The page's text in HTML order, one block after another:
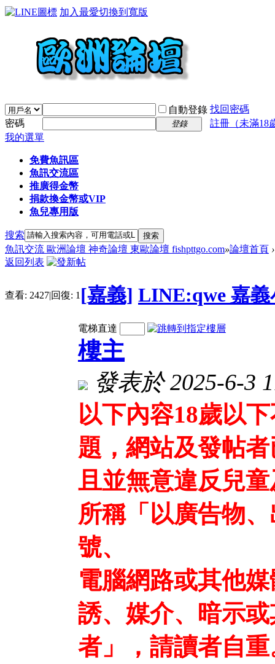
加入最愛切換到寬版
自動登錄 找回密碼
密碼
登錄
註冊（未滿18
我的選單
免費魚訊區
魚訊交流區
推廣得金幣
捐款換金幣或VIP
魚兒專用版
搜索 搜索
魚訊交流 歐洲論壇 神奇論壇 東歐論壇 fishpttgo.com»論壇首頁 ›
返回列表
查看: 2427|回復: 1 [嘉義] LINE:qwe 嘉
電梯直達
樓主
發表於 2025-6-3
以下內容18歲以
題，網站及發帖
且並無意違反兒
所稱「以廣告物
號、
電腦網路或其他
誘、媒介、暗示
者」，請讀者自重